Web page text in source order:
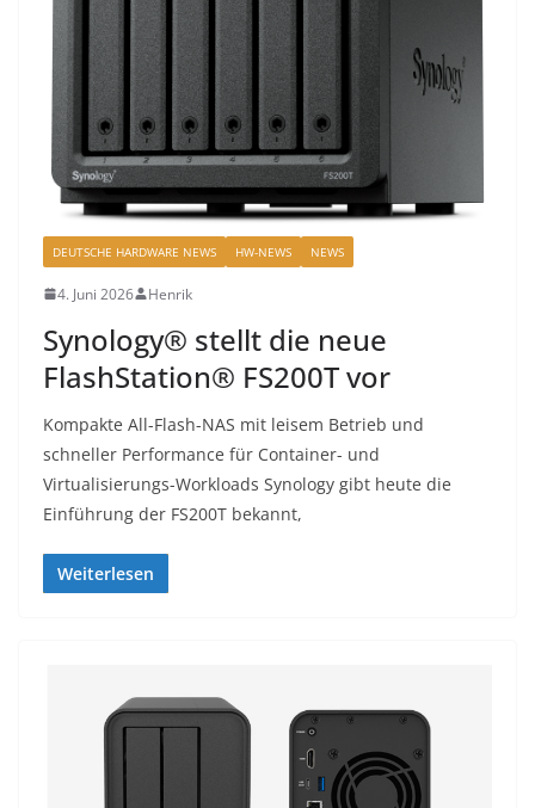
DEUTSCHE HARDWARE NEWS HW-NEWS NEWS
4. Juni 2026 Henrik
Synology® stellt die neue
FlashStation® FS200T vor
Kompakte All-Flash-NAS mit leisem Betrieb und
schneller Performance für Container- und
Virtualisierungs-Workloads Synology gibt heute die
Einführung der FS200T bekannt,
Weiterlesen